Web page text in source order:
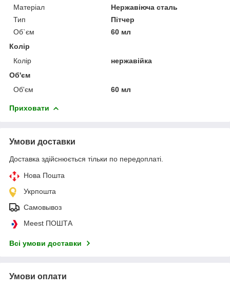
Матеріал
Нержавіюча сталь
Тип
Пітчер
Об`єм
60 мл
Колір
Колір
нержавійка
Об'єм
Об'єм
60 мл
Приховати
Умови доставки
Доставка здійснюється тільки по передоплаті.
Нова Пошта
Укрпошта
Самовывоз
Meest ПОШТА
Всі умови доставки
Умови оплати